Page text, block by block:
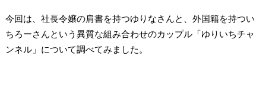
今回は、社長令嬢の肩書を持つゆりなさんと、外国籍を持つい
ちろーさんという異質な組み合わせのカップル「ゆりいちチャ
ンネル」について調べてみました。